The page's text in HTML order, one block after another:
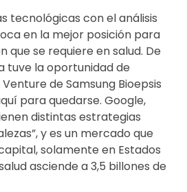
tecnológicas con el análisis
en la mejor posición para
que se requiere en salud. De
tuve la oportunidad de
de Samsung Bioepsis
para quedarse. Google,
distintas estrategias
y es un mercado que
solamente en Estados
asciende a 3,5 billones de